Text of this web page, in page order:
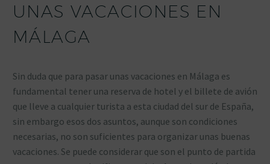
UNAS VACACIONES EN
MÁLAGA
Sin duda que para pasar unas vacaciones en Málaga es
fundamental tener una reserva de hotel y el billete de avión
que lleve a cualquier turista a esta ciudad del sur de España,
sin embargo esos dos asuntos, aunque son condiciones
necesarias, no son suficientes para organizar unas buenas
vacaciones. Se puede considerar que son el punto de partida